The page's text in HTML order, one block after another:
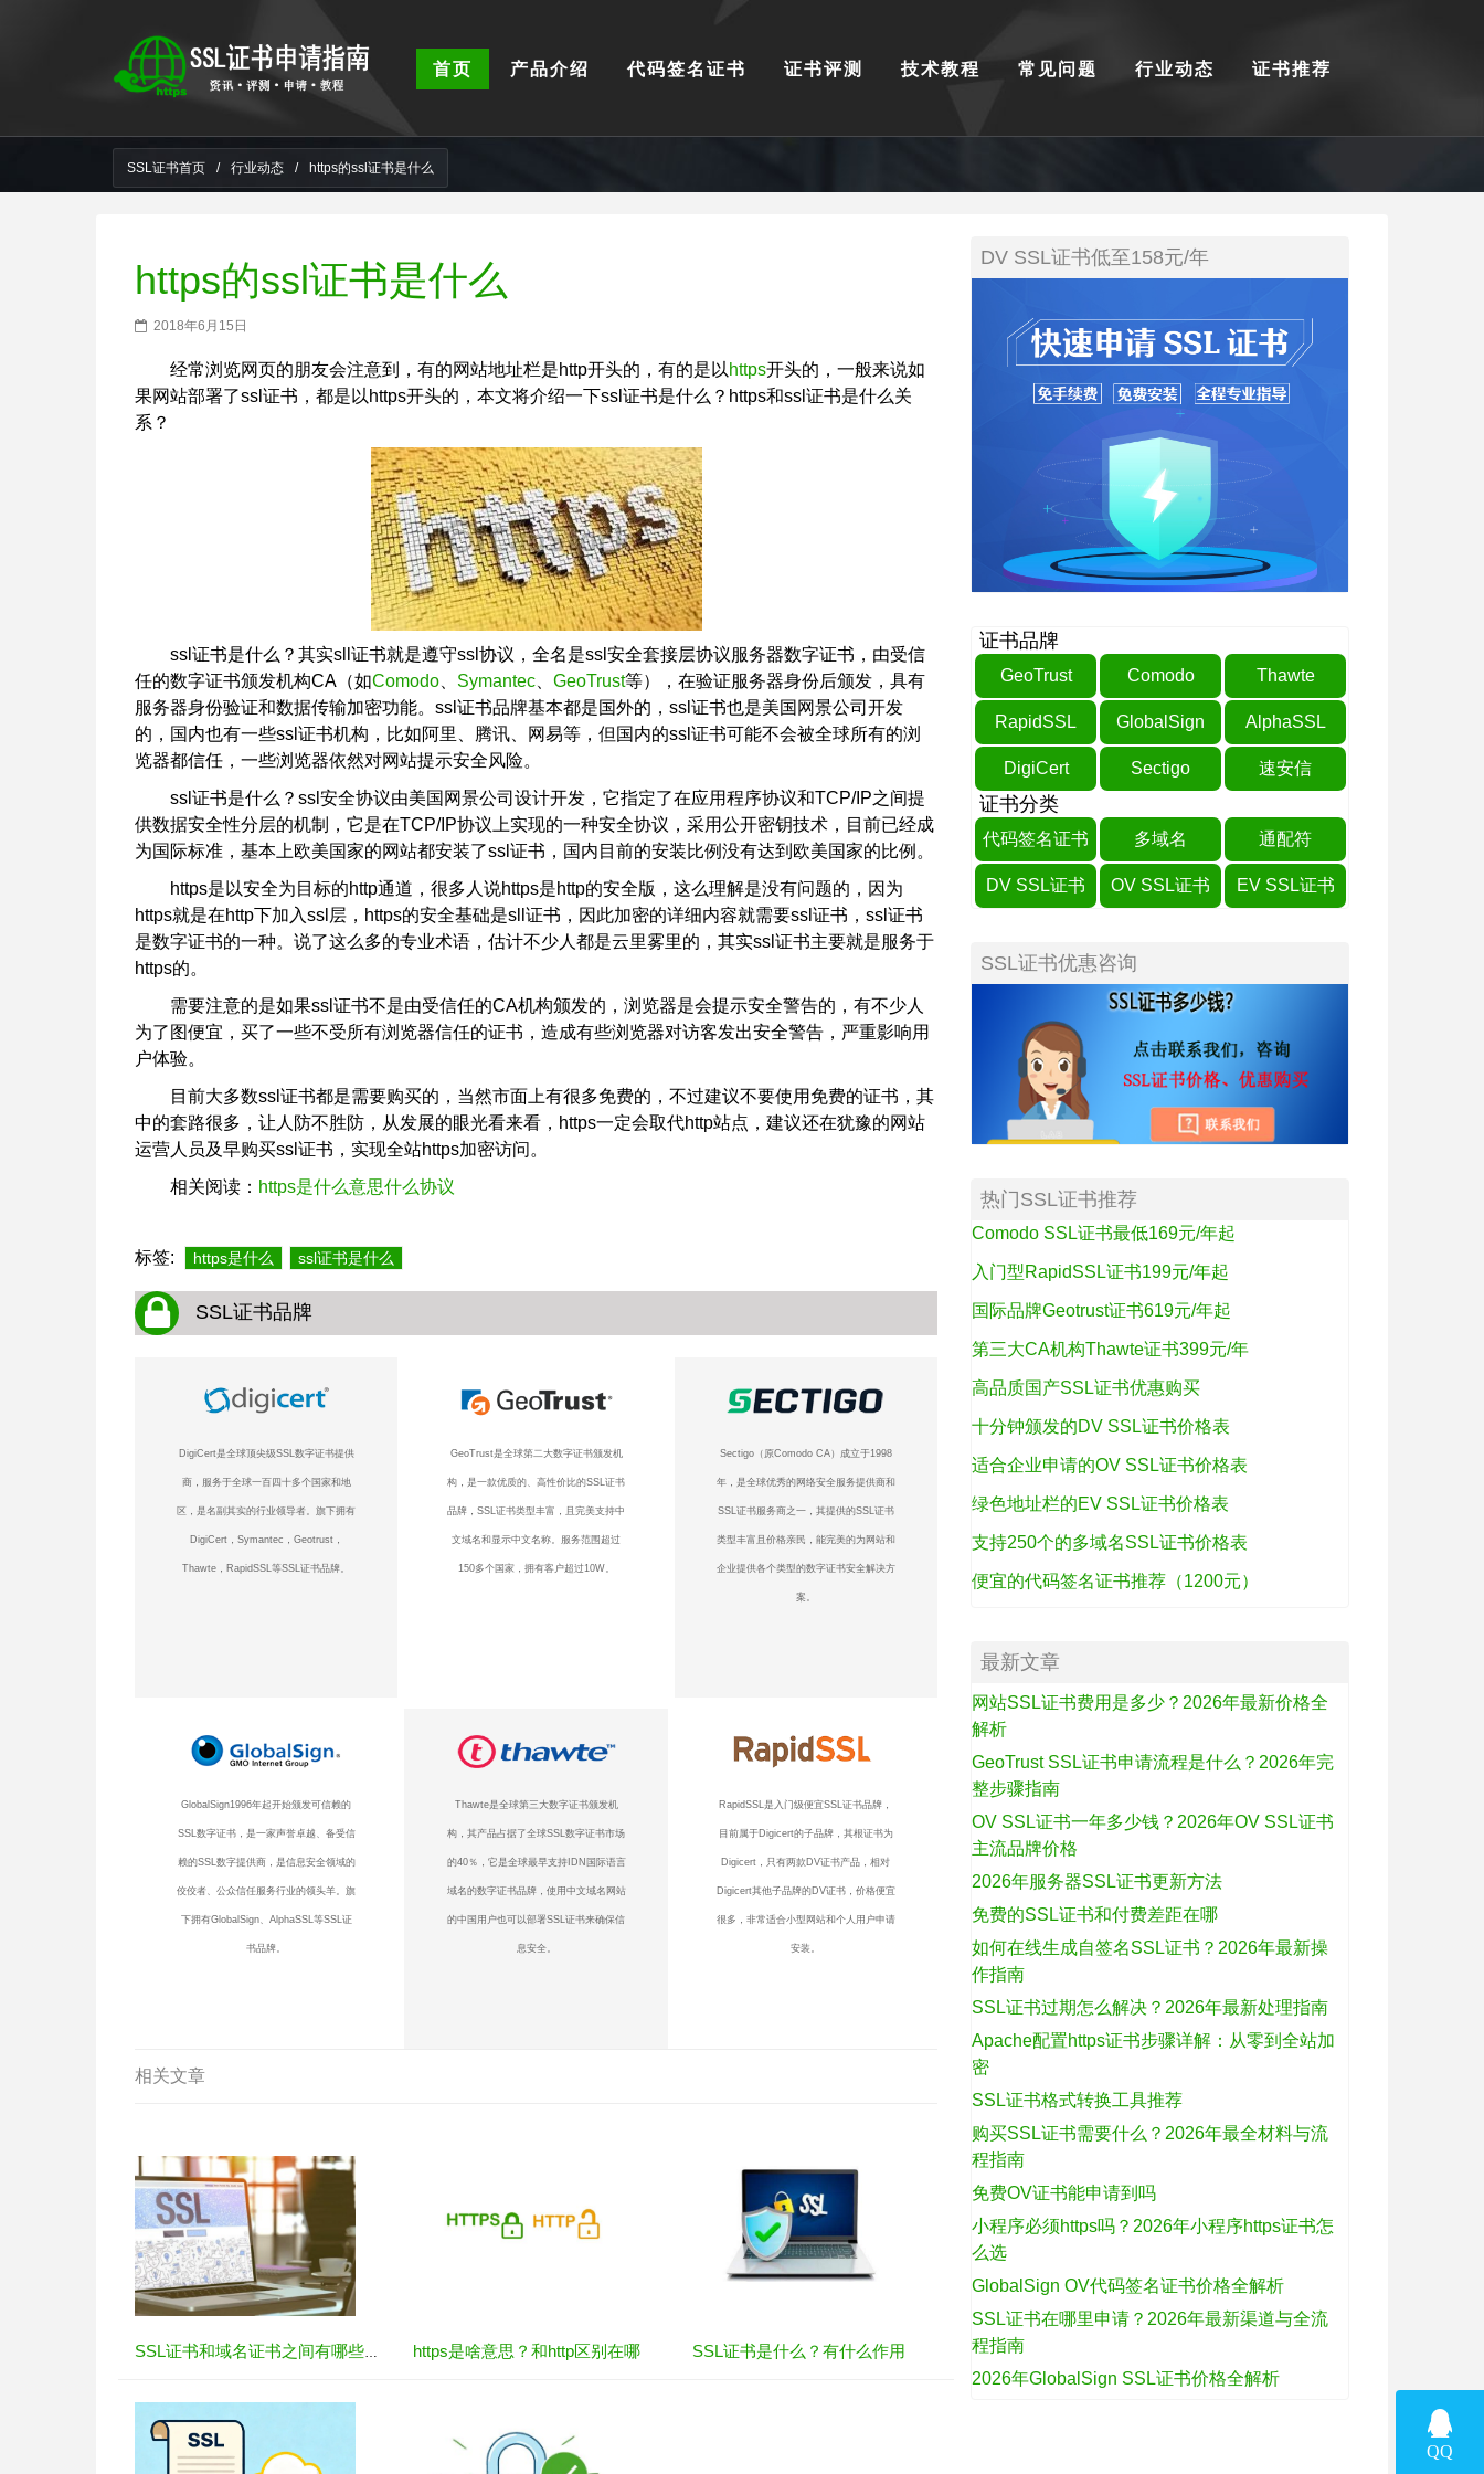
首页 产品介绍 代码签名证书 证书评测 技术教程 常见问题 行业动态 证书推荐
SSL证书首页 / 行业动态 / https的ssl证书是什么
https的ssl证书是什么
2018年6月15日
经常浏览网页的朋友会注意到，有的网站地址栏是http开头的，有的是以 https开头的，一般来说如
果网站部署了ssl证书，都是以https开头的，本文将介绍一下ssl证书是什么？https和ssl证书是什么关
系？
ssl证书是什么？其实sll证书就是遵守ssl协议，全名是ssl安全套接层协议服务器数字证书，由受信
任的数字证书颁发机构CA（如Comodo Symantec GeoTrust等），在验证服务器身份后颁发，具有
服务器身份验证和数据传输加密功能。ssl证书品牌基本都是国外的，ssl证书也是美国网景公司开发
的，国内也有一些ssl证书机构，比如阿里、腾讯、网易等，但国内的ssl证书可能不会被全球所有的浏
览器都信任，一些浏览器依然对网站提示安全风险。
ssl证书是什么？ssl安全协议由美国网景公司设计开发，它指定了在应用程序协议和TCP/IP之间提
供数据安全性分层的机制，它是在TCP/IP协议上实现的一种安全协议，采用公开密钥技术，目前已经成
为国际标准，基本上欧美国家的网站都安装了ssl证书，国内目前的安装比例没有达到欧美国家的比例。
https是以安全为目标的http通道，很多人说https是http的安全版，这么理解是没有问题的，因为
https就是在http下加入ssl层，https的安全基础是sll证书，因此加密的详细内容就需要ssl证书，ssl证书
是数字证书的一种。说了这么多的专业术语，估计不少人都是云里雾里的，其实ssl证书主要就是服务于
https的。
需要注意的是如果ssl证书不是由受信任的CA机构颁发的，浏览器是会提示安全警告的，有不少人
为了图便宜，买了一些不受所有浏览器信任的证书，造成有些浏览器对访客发出安全警告，严重影响用
户体验。
目前大多数ssl证书都是需要购买的，当然市面上有很多免费的，不过建议不要使用免费的证书，其
中的套路很多，让人防不胜防，从发展的眼光看来看，https一定会取代http站点，建议还在犹豫的网站
运营人员及早购买ssl证书，实现全站https加密访问。
相关阅读： https是什么意思什么协议
标签: https是什么 ssl证书是什么
SSL证书品牌
DigiCert是全球顶尖级SSL数字证书提供
商，服务于全球一百四十多个国家和地
区，是名副其实的行业领导者。旗下拥有
DigiCert，Symantec，Geotrust，
Thawte，RapidSSL等SSL证书品牌。
GeoTrust是全球第二大数字证书颁发机
构，是一款优质的、高性价比的SSL证书
品牌，SSL证书类型丰富，且完美支持中
文域名和显示中文名称。服务范围超过
150多个国家，拥有客户超过10W。
Sectigo（原Comodo CA）成立于1998
年，是全球优秀的网络安全服务提供商和
SSL证书服务商之一，其提供的SSL证书
类型丰富且价格亲民，能完美的为网站和
企业提供各个类型的数字证书安全解决方
案。
GlobalSign1996年起开始颁发可信赖的
SSL数字证书，是一家声誉卓越、备受信
赖的SSL数字提供商，是信息安全领域的
佼佼者、公众信任服务行业的领头羊。旗
下拥有GlobalSign、AlphaSSL等SSL证
书品牌。
Thawte是全球第三大数字证书颁发机
构，其产品占据了全球SSL数字证书市场
的40％，它是全球最早支持IDN国际语言
域名的数字证书品牌，使用中文域名网站
的中国用户也可以部署SSL证书来确保信
息安全。
RapidSSL是入门级便宜SSL证书品牌，
目前属于Digicert的子品牌，其根证书为
Digicert，只有两款DV证书产品，相对
Digicert其他子品牌的DV证书，价格便宜
很多，非常适合小型网站和个人用户申请
安装。
相关文章
https是啥意思？和http区别在哪 SSL证书是什么？有什么作用
DV SSL证书低至158元/年
证书品牌
GeoTrust Comodo Thawte
RapidSSL GlobalSign AlphaSSL
DigiCert Sectigo 速安信
证书分类
代码签名证书 多域名 通配符
DV SSL证书 OV SSL证书 EV SSL证书
SSL证书优惠咨询
热门SSL证书推荐
Comodo SSL证书最低169元/年起
入门型RapidSSL证书199元/年起
国际品牌Geotrust证书619元/年起
第三大CA机构Thawte证书399元/年
高品质国产SSL证书优惠购买
十分钟颁发的DV SSL证书价格表
适合企业申请的OV SSL证书价格表
绿色地址栏的EV SSL证书价格表
支持250个的多域名SSL证书价格表
便宜的代码签名证书推荐（1200元）
最新文章
网站SSL证书费用是多少？2026年最新价格全
解析
GeoTrust SSL证书申请流程是什么？2026年完
整步骤指南
OV SSL证书一年多少钱？2026年OV SSL证书
主流品牌价格
2026年服务器SSL证书更新方法
免费的SSL证书和付费差距在哪
如何在线生成自签名SSL证书？2026年最新操
作指南
SSL证书过期怎么解决？2026年最新处理指南
Apache配置https证书步骤详解：从零到全站加
密
SSL证书格式转换工具推荐
购买SSL证书需要什么？2026年最全材料与流
程指南
免费OV证书能申请到吗
小程序必须https吗？2026年小程序https证书怎
么选
GlobalSign OV代码签名证书价格全解析
SSL证书在哪里申请？2026年最新渠道与全流
程指南
2026年GlobalSign SSL证书价格全解析